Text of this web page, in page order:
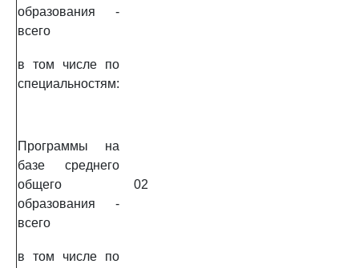
образования -
всего
в том числе по
специальностям:
Программы на
базе среднего
общего
образования -
всего
02
в том числе по